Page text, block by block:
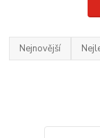
Nejnovější